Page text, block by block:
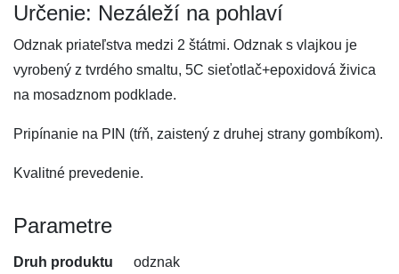
Určenie: Nezáleží na pohlaví
Odznak priateľstva medzi 2 štátmi. Odznak s vlajkou je
vyrobený z tvrdého smaltu, 5C sieťotlač+epoxidová živica
na mosadznom podklade.
Pripínanie na PIN (tŕň, zaistený z druhej strany gombíkom).
Kvalitné prevedenie.
Parametre
Druh produktu odznak